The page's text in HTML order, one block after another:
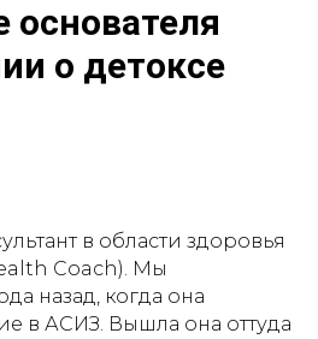
основателя
о детоксе
в области здоровья
Coach). Мы
назад, когда она
в АСИЗ. Вышла она оттуда